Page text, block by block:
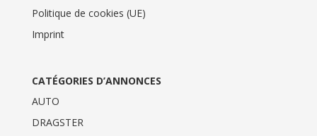
Politique de cookies (UE)
Imprint
CATÉGORIES D’ANNONCES
AUTO
DRAGSTER